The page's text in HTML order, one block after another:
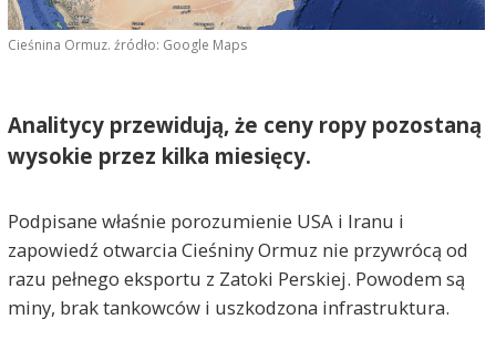
Cieśnina Ormuz. źródło: Google Maps
Analitycy przewidują, że ceny ropy pozostaną
wysokie przez kilka miesięcy.
Podpisane właśnie porozumienie USA i Iranu i
zapowiedź otwarcia Cieśniny Ormuz nie przywrócą od
razu pełnego eksportu z Zatoki Perskiej. Powodem są
miny, brak tankowców i uszkodzona infrastruktura.